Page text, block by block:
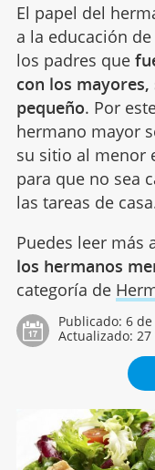
El papel del
a la educación
los padres que
con los
pequeño. Por
hermano mayor
su sitio al menor
para que no sea
las tareas de
Puedes leer más
los hermanos
categoría de
Publicado: 6
Actualizado: 27